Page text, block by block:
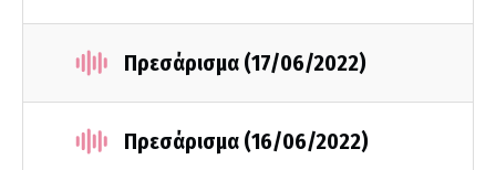
Πρεσάρισμα (17/06/2022)
Πρεσάρισμα (16/06/2022)